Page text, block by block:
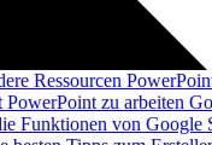
Ressourcen
zu arbeiten
Funktionen von Google